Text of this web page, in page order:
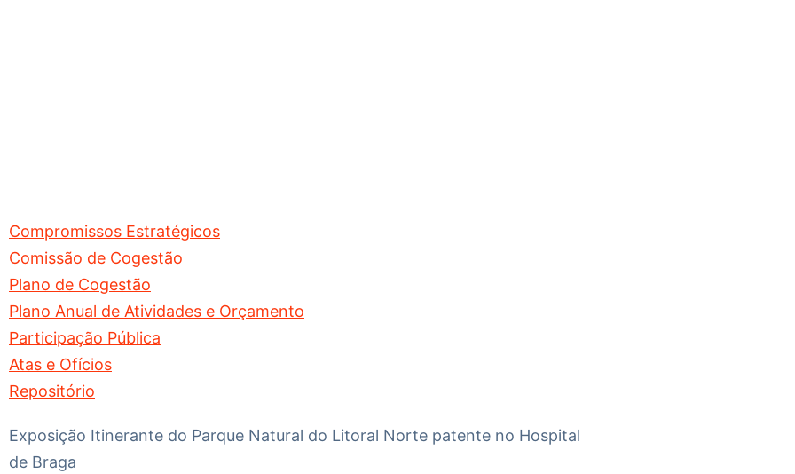
Compromissos Estratégicos
Comissão de Cogestão
Plano de Cogestão
Plano Anual de Atividades e Orçamento
Participação Pública
Atas e Ofícios
Repositório
Exposição Itinerante do Parque Natural do Litoral Norte patente no Hospital
de Braga